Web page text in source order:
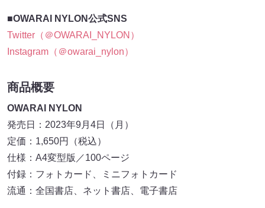
■OWARAI NYLON公式SNS
Twitter（＠OWARAI_NYLON）
Instagram（＠owarai_nylon）
商品概要
OWARAI NYLON
発売日：2023年9月4日（月）
定価：1,650円（税込）
仕様：A4変型版／100ページ
付録：フォトカード、ミニフォトカード
流通：全国書店、ネット書店、電子書店